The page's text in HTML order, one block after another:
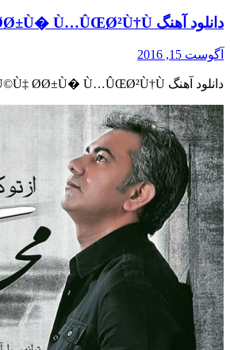
دانلود آهنگ Ø¯Ø§Ù†Ù„ÙˆØ¯ Ø¢Ù‡Ù†Ú¯ Ø¬Ø¯ÛŒØ¯ Ù…Ø­Ù…Ø¯Ø±Ø¶Ø§ Ù‡Ø¯Ø§ÛŒØªÛŒ Ø¨Ù†Ø§Ù… Ø§Ø² ØªÙˆ Ú©Ù‡ Ø­Ø±Ù� Ù…ÛŒØ²Ù†Ù…
آگوست 15, 2016
دانلود آهنگ Ø¯Ø§Ù†Ù„ÙˆØ¯ Ø¢Ù‡Ù†Ú¯ Ø¬Ø¯ÛŒØ¯ Ù…Ø­Ù…Ø¯Ø±Ø¶Ø§ Ù‡Ø¯Ø§ÛŒØªÛŒ Ø¨Ù†Ø§Ù… Ø§Ø² ØªÙˆ Ú©Ù‡ Ø­Ø±Ù� Ù…ÛŒØ²Ù†Ù…